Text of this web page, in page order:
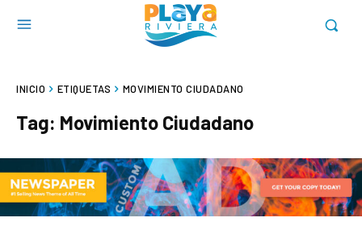
INICIO ETIQUETAS MOVIMIENTO CIUDADANO
Tag: Movimiento Ciudadano